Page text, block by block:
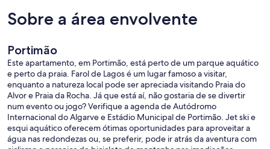
Sobre a área envolvente
Portimão
Este apartamento, em Portimão, está perto de um parque aquático
e perto da praia. Farol de Lagos é um lugar famoso a visitar,
enquanto a natureza local pode ser apreciada visitando Praia do
Alvor e Praia da Rocha. Já que está aí, não gostaria de se divertir
num evento ou jogo? Verifique a agenda de Autódromo
Internacional do Algarve e Estádio Municipal de Portimão. Jet ski e
esqui aquático oferecem ótimas oportunidades para aproveitar a
água nas redondezas ou, se preferir, pode ir atrás da aventura com